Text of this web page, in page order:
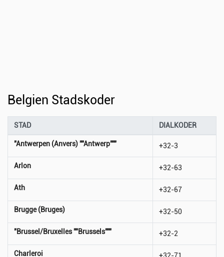
Belgien Stadskoder
STAD DIALKODER
"Antwerpen (Anvers) ""Antwerp""" +32-3
Arlon +32-63
Ath +32-67
Brugge (Bruges) +32-50
"Brussel/Bruxelles ""Brussels""" +32-2
Charleroi +32-71